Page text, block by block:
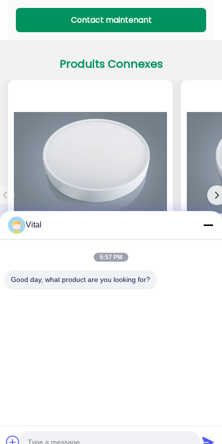
Série PADL
Série PACL
Contact maintenant
Produits Connexes
Obtenez le meilleur prix
Droit d'auteur © 2026 Vital Lighting CO., Ltd . Tous droits réservés.
Vital
5:57 PM
Good day, what product are you looking for?